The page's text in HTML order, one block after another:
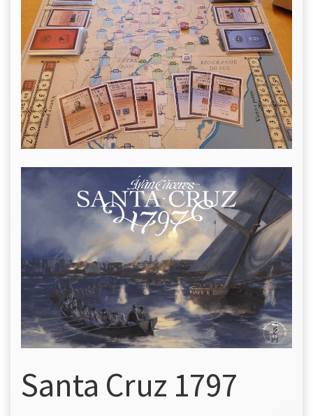
Santa Cruz 1797